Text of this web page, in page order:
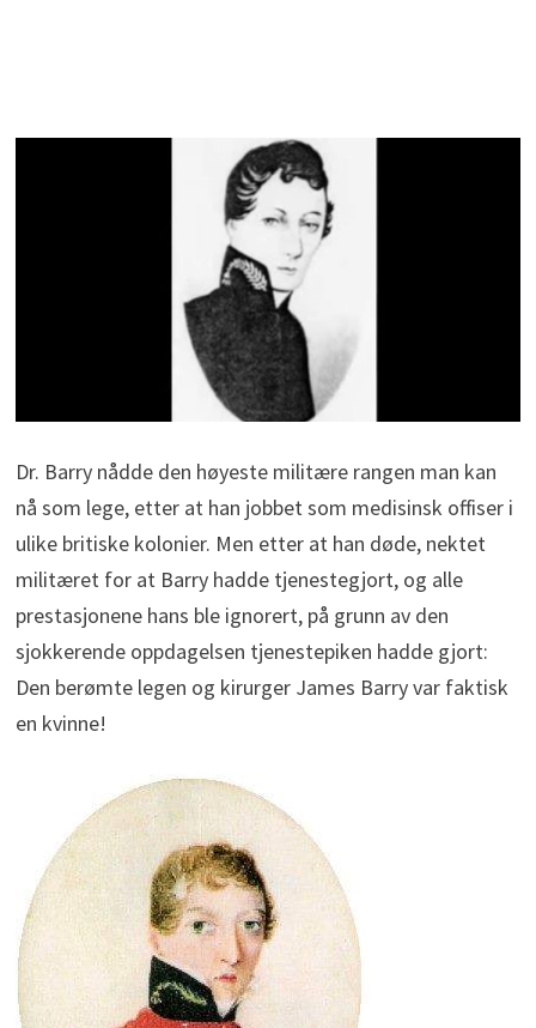
Dr. Barry nådde den høyeste militære rangen man kan
nå som lege, etter at han jobbet som medisinsk offiser i
ulike britiske kolonier. Men etter at han døde, nektet
militæret for at Barry hadde tjenestegjort, og alle
prestasjonene hans ble ignorert, på grunn av den
sjokkerende oppdagelsen tjenestepiken hadde gjort:
Den berømte legen og kirurger James Barry var faktisk
en kvinne!